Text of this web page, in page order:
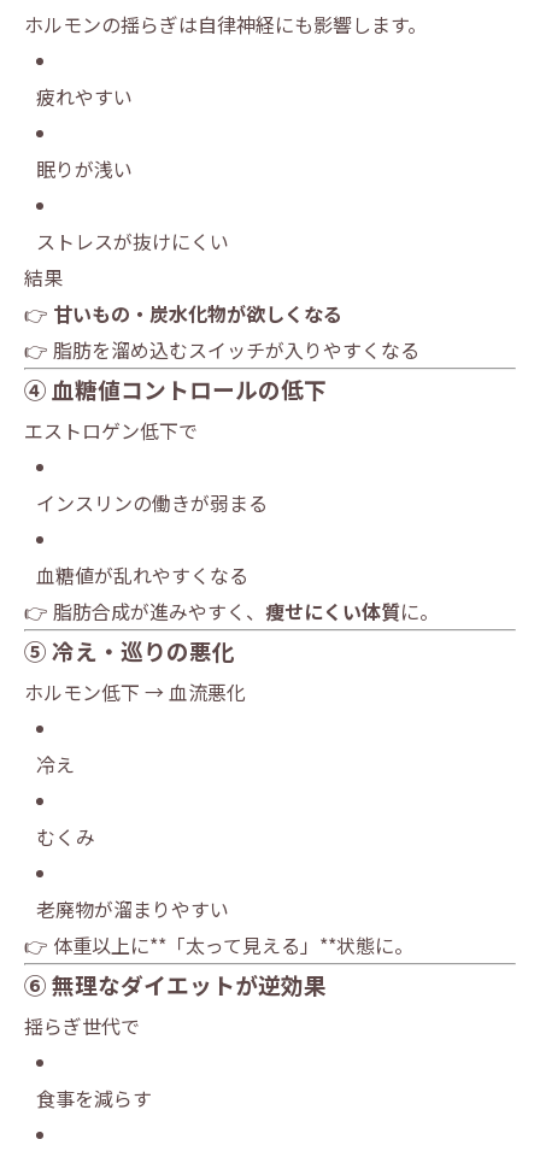
ホルモンの揺らぎは自律神経にも影響します。
疲れやすい
眠りが浅い
ストレスが抜けにくい
結果
👉 甘いもの・炭水化物が欲しくなる
👉 脂肪を溜め込むスイッチが入りやすくなる
④ 血糖値コントロールの低下
エストロゲン低下で
インスリンの働きが弱まる
血糖値が乱れやすくなる
👉 脂肪合成が進みやすく、 痩せにくい体質に。
⑤ 冷え・巡りの悪化
ホルモン低下 → 血流悪化
冷え
むくみ
老廃物が溜まりやすい
👉 体重以上に**「太って見える」**状態に。
⑥ 無理なダイエットが逆効果
揺らぎ世代で
食事を減らす